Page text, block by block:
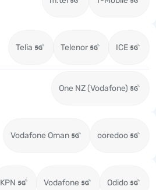
Telia Telenor ICE
One NZ (Vodafone)
Vodafone Oman ooredoo
KPN Vodafone Odido